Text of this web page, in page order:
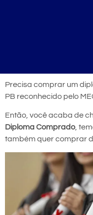
Precisa comprar um
PB reconhecido pelo
Então, você acaba de
Diploma Comprado,
também quer comprar